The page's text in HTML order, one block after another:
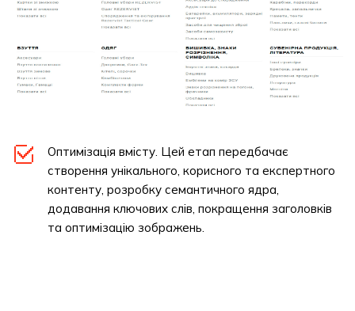
Оптимізація вмісту. Цей етап передбачає
створення унікального, корисного та експертного
контенту, розробку семантичного ядра,
додавання ключових слів, покращення заголовків
та оптимізацію зображень.